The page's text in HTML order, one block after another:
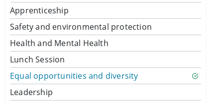
Apprenticeship
Safety and environmental protection
Health and Mental Health
Lunch Session
Equal opportunities and diversity
Leadership